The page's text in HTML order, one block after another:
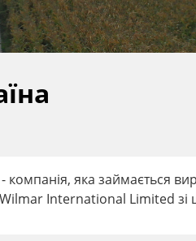
компанія, яка займається
International Limited зі